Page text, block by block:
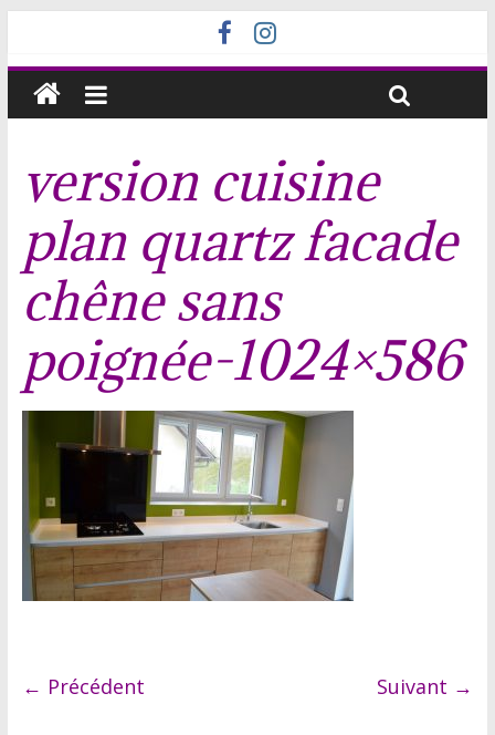
version cuisine
plan quartz facade
chêne sans
poignée-1024×586
← Précédent Suivant →